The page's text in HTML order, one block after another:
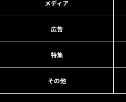
メディア
広告
特集
その他